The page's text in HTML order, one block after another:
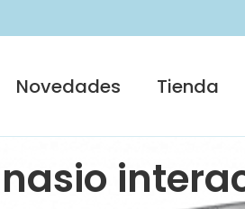
Novedades Tienda